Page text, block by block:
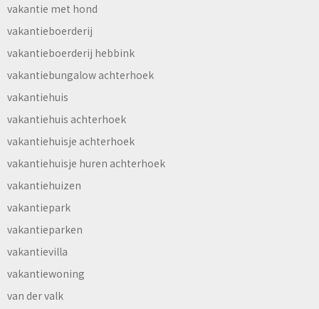
vakantie met hond
vakantieboerderij
vakantieboerderij hebbink
vakantiebungalow achterhoek
vakantiehuis
vakantiehuis achterhoek
vakantiehuisje achterhoek
vakantiehuisje huren achterhoek
vakantiehuizen
vakantiepark
vakantieparken
vakantievilla
vakantiewoning
van der valk